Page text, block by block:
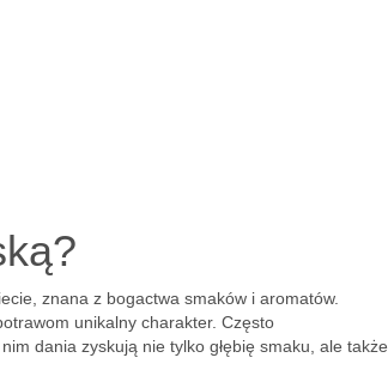
znana z bogactwa smaków i aromatów.
unikalny charakter. Często
nim dania zyskują nie tylko głębię smaku, ale także